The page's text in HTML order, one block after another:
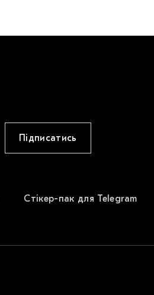
Підписатись
Стікер-пак для Telegram